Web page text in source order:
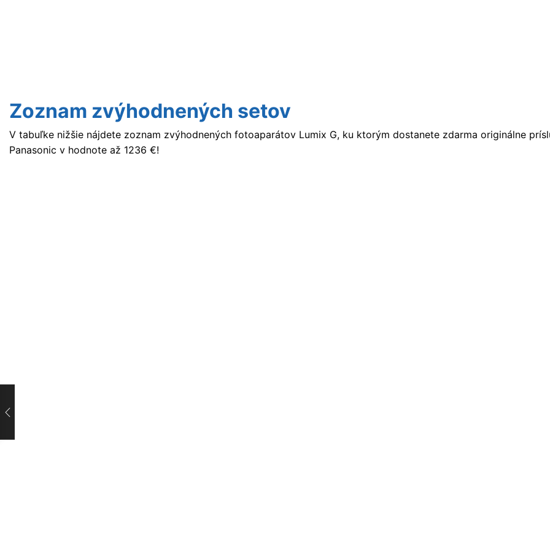
Zoznam zvýhodnených setov
V tabuľke nižšie nájdete zoznam zvýhodnených fotoaparátov Lumix G, ku ktorým dostanete zdarma originálne
Panasonic v hodnote až 1236 €!